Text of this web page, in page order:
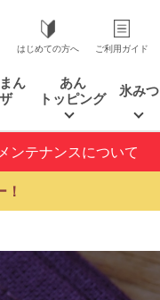
はじめての方へ ご利用ガイド
ん
あん
トッピング
氷みつ
ンテナンスについて